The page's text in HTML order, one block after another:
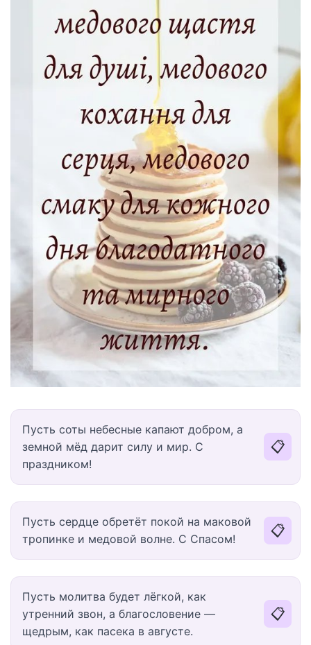
Пусть соты небесные капают добром, а
земной мёд дарит силу и мир. С
праздником!
📋
Пусть сердце обретёт покой на маковой
тропинке и медовой волне. С Спасом!
📋
Пусть молитва будет лёгкой, как
утренний звон, а благословение —
щедрым, как пасека в августе.
📋